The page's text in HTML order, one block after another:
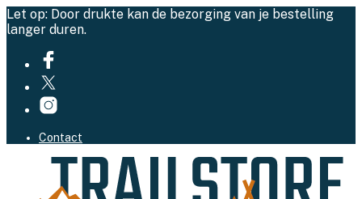
Let op: Door drukte kan de bezorging van je bestelling
langer duren.
Contact